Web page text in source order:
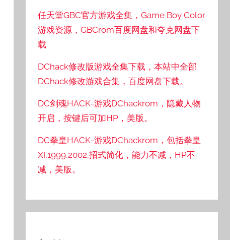
任天堂GBC官方游戏全集，Game Boy Color
游戏资源，GBCrom百度网盘和夸克网盘下
载
DChack修改版游戏全集下载，本站中全部
DChack修改游戏合集，百度网盘下载。
DC剑魂HACK-游戏DChackrom，隐藏人物
开启，按键后可加HP，美版。
DC拳皇HACK-游戏DChackrom，包括拳皇
XI,1999,2002,招式简化，能力不减，HP不
减，美版。